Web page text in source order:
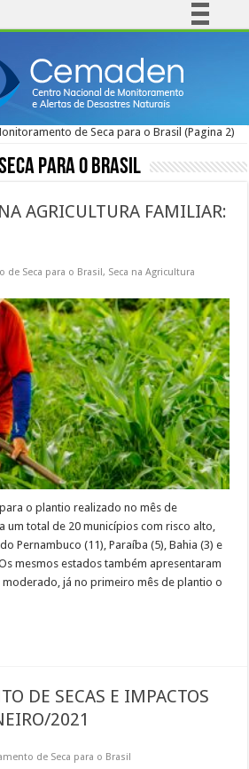
Comunica BR
Participe
Acesso à informação
Canais
de Seca para o Brasil (Pagina 2)
para o Brasil
AGRICULTURA FAMILIAR:
de Seca para o Brasil, Seca na Agricultura
o plantio realizado no mês de
um total de 20 municípios com risco alto,
Pernambuco (11), Paraíba (5), Bahia (3) e
mesmos estados também apresentaram
moderado, já no primeiro mês de plantio o
DE SECAS E IMPACTOS
2021
de Seca para o Brasil